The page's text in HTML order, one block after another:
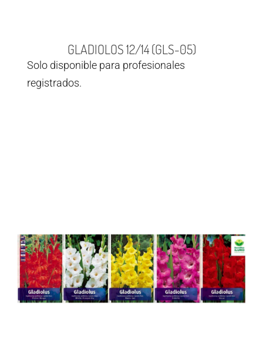
GLADIOLOS 12/14 (GLS-05)
Solo disponible para profesionales
registrados.